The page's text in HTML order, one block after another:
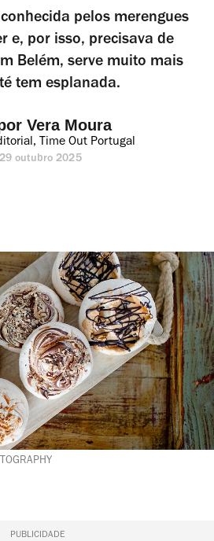
pelos merengues
e, por isso, precisava de
Belém, serve muito mais
tem esplanada.
Vera Moura
Time Out Portugal
outubro 2025
PUBLICIDADE